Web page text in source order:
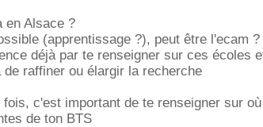
en Alsace ?
(apprentissage ?), peut être l'ecam ?
déjà par te renseigner sur ces écoles
raffiner ou élargir la recherche
c'est important de te renseigner sur
de ton BTS